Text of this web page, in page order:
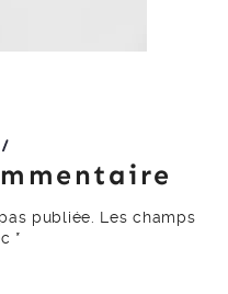
publiée.
Les champs
*